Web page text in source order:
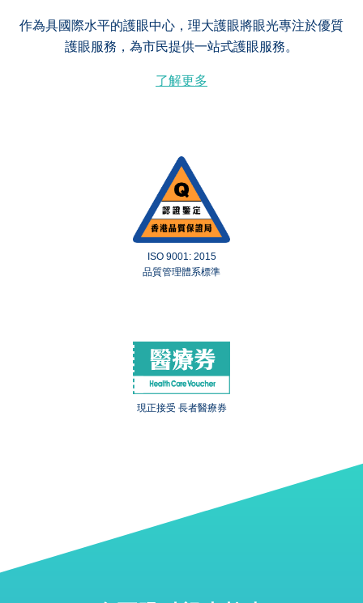
作為具國際水平的護眼中心，理大護眼將眼光專注於優質
護眼服務，為市民提供一站式護眼服務。
了解更多
ISO 9001: 2015
品質管理體系標準
現正接受 長者醫療券